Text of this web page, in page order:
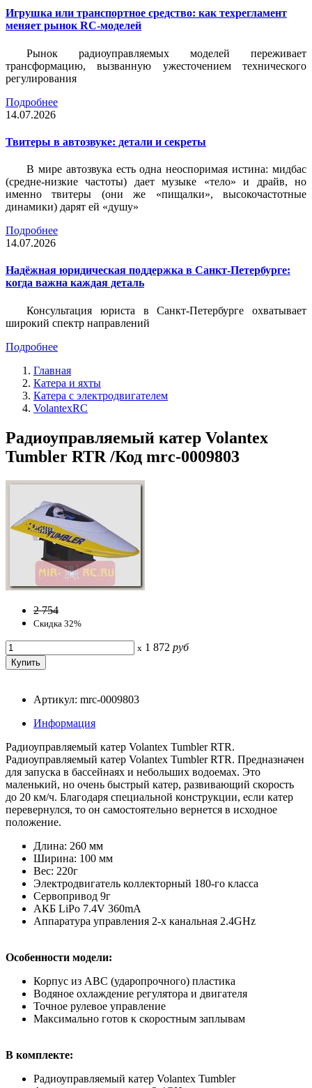
Игрушка или транспортное средство: как техрегламент
меняет рынок RC-моделей
Рынок радиоуправляемых моделей переживает
трансформацию, вызванную ужесточением технического
регулирования
Подробнее
14.07.2026
Твитеры в автозвуке: детали и секреты
В мире автозвука есть одна неоспоримая истина: мидбас
(средне-низкие частоты) дает музыке «тело» и драйв, но
именно твитеры (они же «пищалки», высокочастотные
динамики) дарят ей «душу»
Подробнее
14.07.2026
Надёжная юридическая поддержка в Санкт-Петербурге:
когда важна каждая деталь
Консультация юриста в Санкт-Петербурге охватывает
широкий спектр направлений
Подробнее
Главная
Катера и яхты
Катера с электродвигателем
VolantexRC
Радиоуправляемый катер Volantex
Tumbler RTR /Код mrc-0009803
2 754
Скидка 32%
x 1 872 руб
Артикул: mrc-0009803
Информация
Радиоуправляемый катер Volantex Tumbler RTR.
Радиоуправляемый катер Volantex Tumbler RTR. Предназначен
для запуска в бассейнаях и небольших водоемах. Это
маленький, но очень быстрый катер, развивающий скорость
до 20 км/ч. Благодаря специальной конструкции, если катер
перевернулся, то он самостоятельно вернется в исходное
положение.
Длина: 260 мм
Ширина: 100 мм
Вес: 220г
Электродвигатель коллекторный 180-го класса
Сервопривод 9г
АКБ LiPo 7.4V 360mA
Аппаратура управления 2-х канальная 2.4GHz
Особенности модели:
Корпус из АВС (ударопрочного) пластика
Водяное охлаждение регулятора и двигателя
Точное рулевое управление
Максимально готов к скоростным заплывам
В комплекте:
Радиоуправляемый катер Volantex Tumbler